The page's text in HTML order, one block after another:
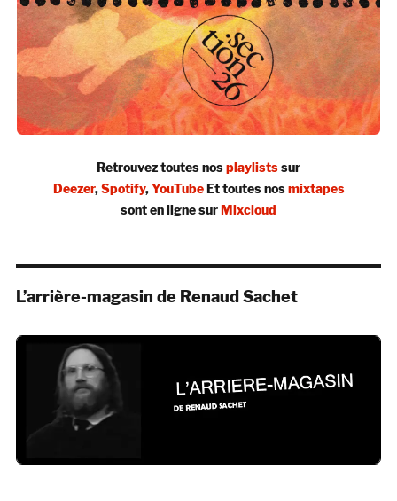
Retrouvez toutes nosplaylistssur
Deezer,Spotify,YouTubeEt toutes nosmixtapes
sont en ligne surMixcloud
L’arrière-magasin de Renaud Sachet